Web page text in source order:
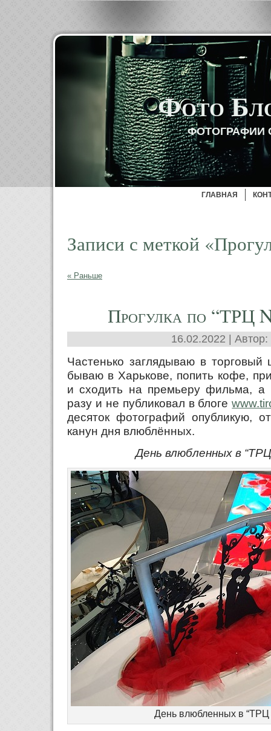
Фото
ФОТОГРАФИИ
ГЛАВНАЯ
Записи с меткой
« Раньше
Прогулка по “ТРЦ
16.02.2022 | Автор:
Частенько заглядываю в торговый
бываю в Харькове, попить кофе,
и сходить на премьеру фильма, а
разу и не публиковал в блоге
десяток фотографий опубликую,
канун дня влюблённых.
День влюбленных в
День влюбленных в “ТРЦ